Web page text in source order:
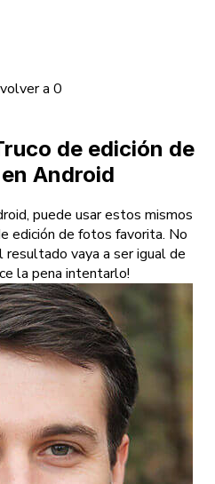
a 0
de edición de
Android
puede usar estos mismos
edición de fotos favorita. No
vaya a ser igual de
la pena intentarlo!